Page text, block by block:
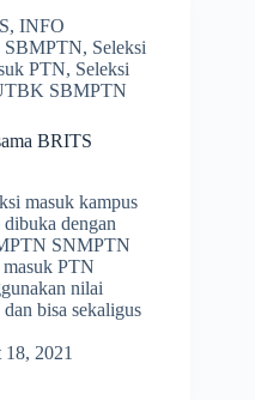
, INFO
SBMPTN, Seleksi
PTN, Seleksi
SBMPTN
BRITS
masuk kampus
dengan
SNMPTN
PTN
nilai
dan bisa sekaligus
2021